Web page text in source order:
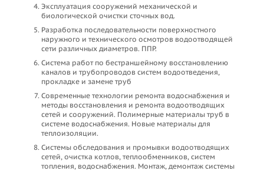
Эксплуатация сооружений механической и
биологической очистки сточных вод.
Разработка последовательности поверхностного
наружного и технического осмотров водоотводящей
сети различных диаметров. ППР.
Система работ по бестраншейному восстановлению
каналов и трубопроводов систем водоотведения,
прокладке и замене труб
Современные технологии ремонта водоснабжения и
методы восстановления и ремонта водоотводящих
сетей и сооружений. Полимерные материалы труб в
системе водоснабжения. Новые материалы для
теплоизоляции.
Системы обследования и промывки водоотводящих
сетей, очистка котлов, теплообменников, систем
топления, водоснабжения. Монтаж, демонтаж системы